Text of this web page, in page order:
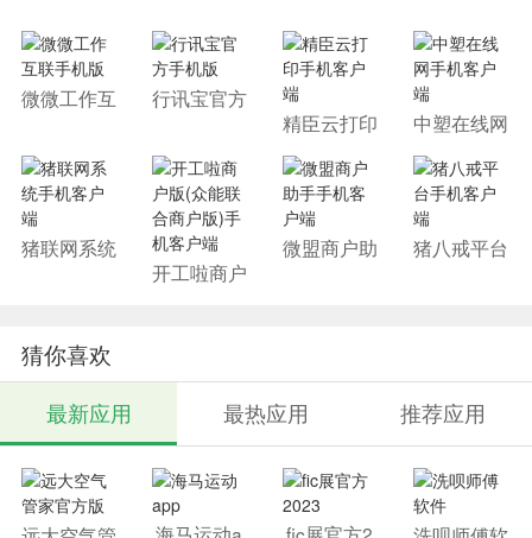
微微工作互
联手机版
行讯宝官方
精臣云打印 中塑在线网
猪联网系统
手机客户端 开工啦商户
版(众能联
微盟商户助
手手机客户
猪八戒平台
手机客户端
猜你喜欢
最新应用 最热应用 推荐应用
海马运动a fic展官方2